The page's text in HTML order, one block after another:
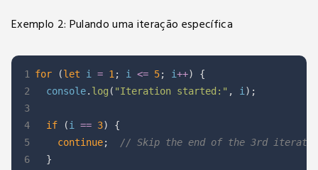
Exemplo 2: Pulando uma iteração específica
1
2
3
4
5
6
for (let i = 1 ; i <= 5; i++)
{
  console
. log ( "Iteration started:" , i ) ;
if (i == 3)
{
continue;
// Skip the end of the 3rd
}